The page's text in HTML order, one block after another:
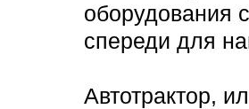
оборудования
спереди для
Автотрактор,